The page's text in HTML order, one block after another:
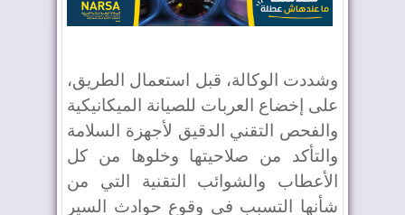
وشددت الوكالة، قبل استعمال الطريق،
على إخضاع العربات للصيانة الميكانيكية
والفحص التقني الدقيق لأجهزة السلامة
والتأكد من صلاحيتها وخلوها من كل
الأعطاب والشوائب التقنية التي من
شأنها التسبب في وقوع حوادث السير